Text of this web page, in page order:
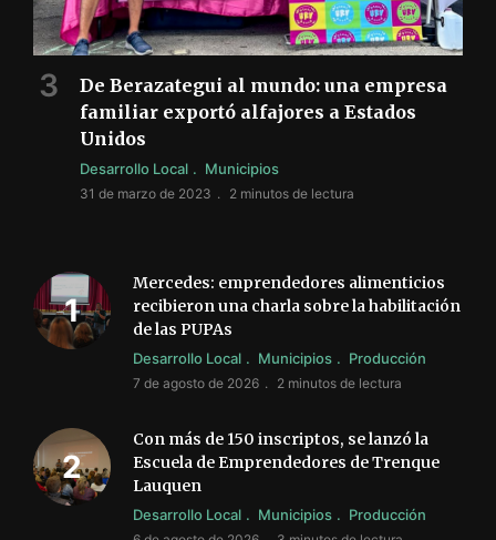
De Berazategui al mundo: una empresa
familiar exportó alfajores a Estados
Unidos
Desarrollo Local Municipios
31 de marzo de 2023 2 minutos de lectura
Mercedes: emprendedores alimenticios
recibieron una charla sobre la habilitación
de las PUPAs
Desarrollo Local Municipios Producción
7 de agosto de 2026 2 minutos de lectura
Con más de 150 inscriptos, se lanzó la
Escuela de Emprendedores de Trenque
Lauquen
Desarrollo Local Municipios Producción